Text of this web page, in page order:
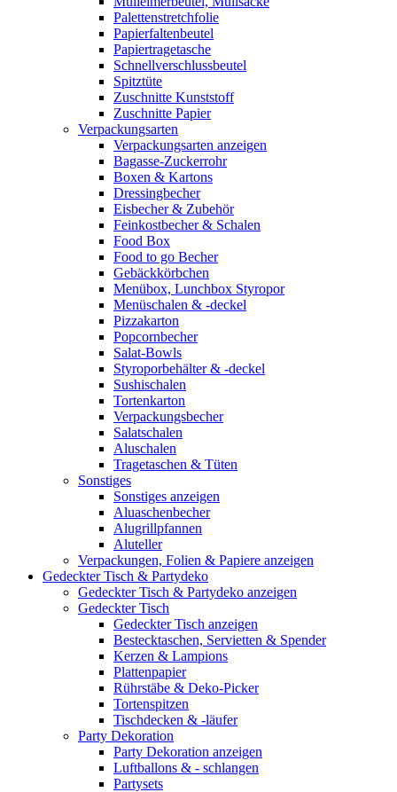
Palettenstretchfolie
Papierfaltenbeutel
Papiertragetasche
Schnellverschlussbeutel
Spitztüte
Zuschnitte Kunststoff
Zuschnitte Papier
Verpackungsarten
Verpackungsarten anzeigen
Bagasse-Zuckerrohr
Boxen & Kartons
Dressingbecher
Eisbecher & Zubehör
Feinkostbecher & Schalen
Food Box
Food to go Becher
Gebäckkörbchen
Menübox, Lunchbox Styropor
Menüschalen & -deckel
Pizzakarton
Popcornbecher
Salat-Bowls
Styroporbehälter & -deckel
Sushischalen
Tortenkarton
Verpackungsbecher
Salatschalen
Aluschalen
Tragetaschen & Tüten
Sonstiges
Sonstiges anzeigen
Aluaschenbecher
Alugrillpfannen
Aluteller
Verpackungen, Folien & Papiere anzeigen
Gedeckter Tisch & Partydeko
Gedeckter Tisch & Partydeko anzeigen
Gedeckter Tisch
Gedeckter Tisch anzeigen
Bestecktaschen, Servietten & Spender
Kerzen & Lampions
Plattenpapier
Rührstäbe & Deko-Picker
Tortenspitzen
Tischdecken & -läufer
Party Dekoration
Party Dekoration anzeigen
Luftballons & - schlangen
Partysets